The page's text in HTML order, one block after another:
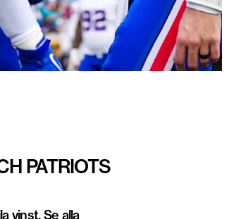
PATRIOTS
vinst. Se alla